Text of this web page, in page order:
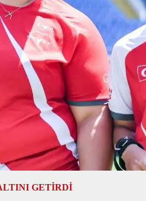
GETİRDİ